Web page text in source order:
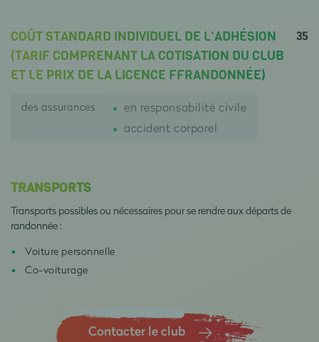
COÛT STANDARD INDIVIDUEL DE L'ADHÉSION
(TARIF COMPRENANT LA COTISATION DU CLUB
ET LE PRIX DE LA LICENCE FFRANDONNÉE)
35
des assurances
en responsabilité civile
accident corporel
TRANSPORTS
Transports possibles ou nécessaires pour se rendre aux départs de
randonnée :
Voiture personnelle
Co-voiturage
Contacter le club